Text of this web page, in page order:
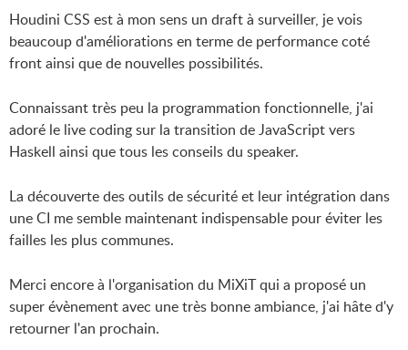
Houdini CSS est à mon sens un draft à surveiller, je vois
beaucoup d'améliorations en terme de performance coté
front ainsi que de nouvelles possibilités.
Connaissant très peu la programmation fonctionnelle, j'ai
adoré le live coding sur la transition de JavaScript vers
Haskell ainsi que tous les conseils du speaker.
La découverte des outils de sécurité et leur intégration dans
une CI me semble maintenant indispensable pour éviter les
failles les plus communes.
Merci encore à l'organisation du MiXiT qui a proposé un
super évènement avec une très bonne ambiance, j'ai hâte d'y
retourner l'an prochain.